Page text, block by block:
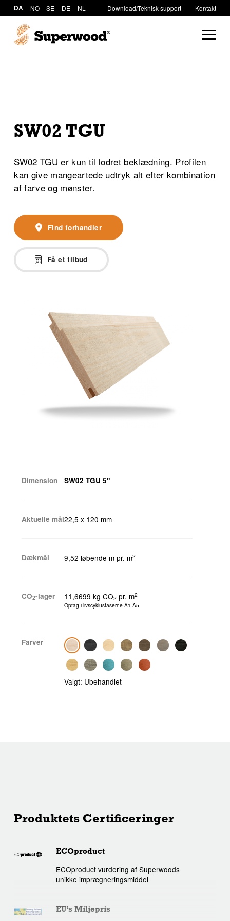
DA NO SE DE NL Download/Teknisk support Kontakt
SW02 TGU
SW02 TGU er kun til lodret beklædning. Profilen
kan give mangeartede udtryk alt efter kombination
af farve og mønster.
Find forhandler
Få et tilbud
Dimension SW02 TGU 5"
Aktuelle mål22,5 x 120 mm
Dækmål 9,52 løbende m pr. m2
CO2-lager 11,6699 kg CO2 pr. m2
Optag i livscyklusfaserne A1-A5
Farver
Valgt: Ubehandlet
Produktets Certificeringer
ECOproduct
ECOproduct vurdering af Superwoods
unikke imprægneringsmiddel
EU’s Miljøpris